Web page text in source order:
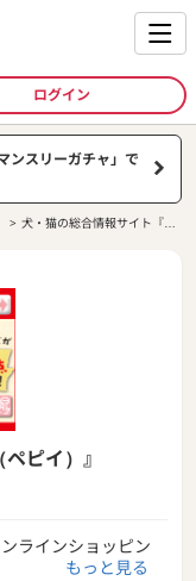
ログイン
ンスリーガチャ」で
犬・猫の総合情報サイト『PE
ピイ）』
ラインショッピン
もっと見る